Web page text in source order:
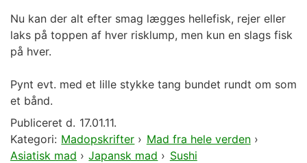
Nu kan der alt efter smag lægges hellefisk, rejer eller
laks på toppen af hver risklump, men kun en slags fisk
på hver.
Pynt evt. med et lille stykke tang bundet rundt om som
et bånd.
Publiceret d. 17.01.11.
Kategori: Madopskrifter › Mad fra hele verden›
Asiatisk mad › Japansk mad › Sushi